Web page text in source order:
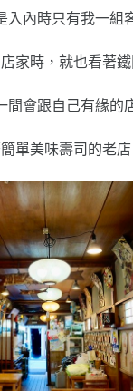
入內時只有我一組
家時，就也看著
間會跟自己有緣的
單美味壽司的老店